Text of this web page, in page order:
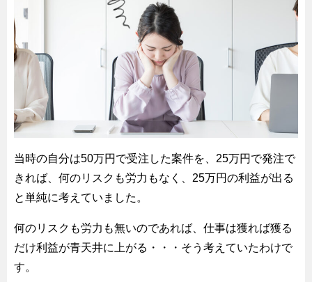
当時の自分は50万円で受注した案件を、25万円で発注で
きれば、何のリスクも労力もなく、25万円の利益が出る
と単純に考えていました。
何のリスクも労力も無いのであれば、仕事は獲れば獲る
だけ利益が青天井に上がる・・・そう考えていたわけで
す。